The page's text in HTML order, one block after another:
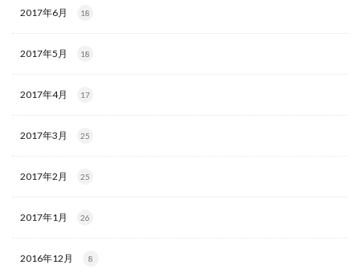
2017年6月 18
2017年5月 18
2017年4月 17
2017年3月 25
2017年2月 25
2017年1月 26
2016年12月 8